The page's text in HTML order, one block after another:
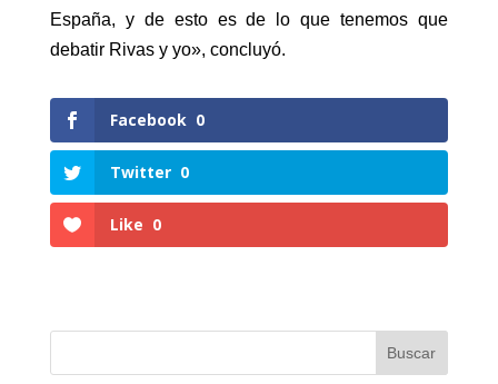
España, y de esto es de lo que tenemos que
debatir Rivas y yo», concluyó.
Facebook 0
Twitter 0
Like 0